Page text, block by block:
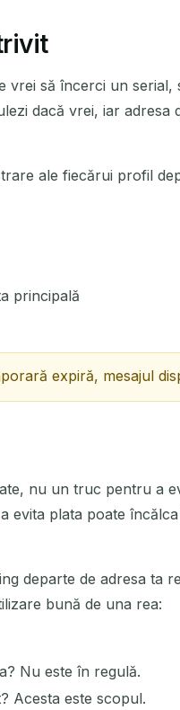
să încerci un serial,
dacă vrei, iar
ale fiecărui profil
principală
expiră, mesajul
nu un truc pentru a
plata poate
departe de adresa ta
bună de una rea:
Nu este în regulă.
Acesta este scopul.